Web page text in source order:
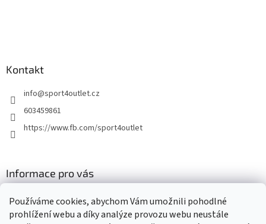
Používáme cookies, abychom Vám umožnili pohodlné
prohlížení webu a díky analýze provozu webu neustále
Kontakt
info@sport4outlet.cz
603459861
https://www.fb.com/sport4outlet
Informace pro vás
GDPR
Moje objednávka